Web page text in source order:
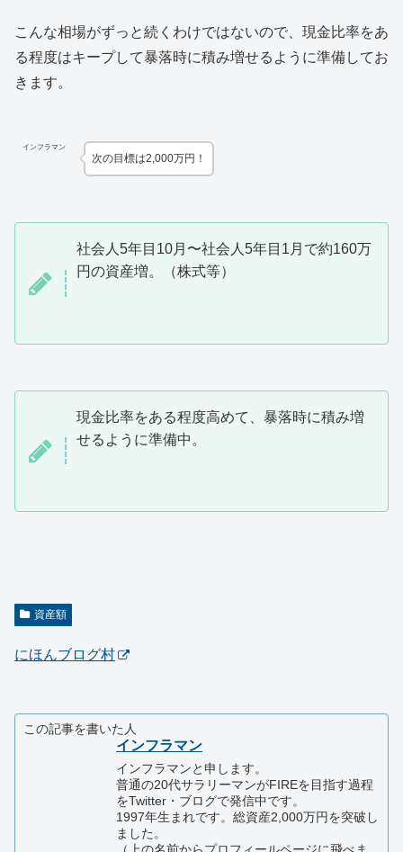
こんな相場がずっと続くわけではないので、現金比率をあ
る程度はキープして暴落時に積み増せるように準備してお
きます。
インフラマン
次の目標は2,000万円！
社会人5年目10月〜社会人5年目1月で約160万
円の資産増。（株式等）
現金比率をある程度高めて、暴落時に積み増
せるように準備中。
資産額
にほんブログ村
この記事を書いた人
インフラマン
インフラマンと申します。
普通の20代サラリーマンがFIREを目指す過程
をTwitter・ブログで発信中です。
1997年生まれです。総資産2,000万円を突破し
ました。